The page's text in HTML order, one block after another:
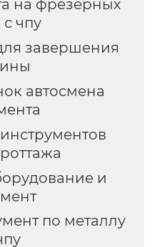
на фрезерных
с чпу
завершения
автосмена
и
по металлу